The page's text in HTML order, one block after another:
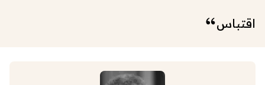
اقتباس